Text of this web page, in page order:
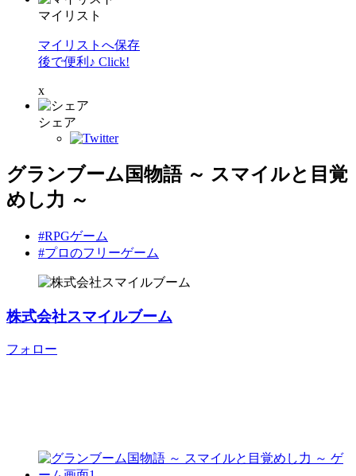
マイリスト
マイリストへ保存
後で便利♪ Click!
x
シェア
グランブーム国物語 ～ スマイルと目覚
めし力 ～
#RPGゲーム
#プロのフリーゲーム
株式会社スマイルブーム
フォロー